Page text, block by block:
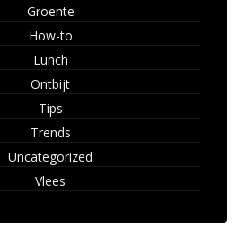
Groente
How-to
Lunch
Ontbijt
Tips
Trends
Uncategorized
Vlees